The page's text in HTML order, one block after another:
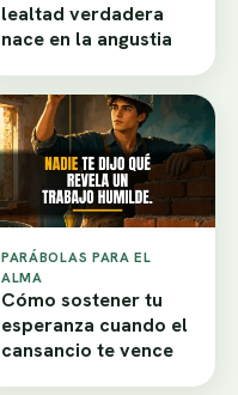
lealtad verdadera
nace en la angustia
PARÁBOLAS PARA EL
ALMA
Cómo sostener tu
esperanza cuando el
cansancio te vence